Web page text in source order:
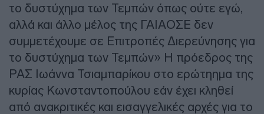
το δυστύχημα των Τεμπών όπως ούτε εγώ,
αλλά και άλλο μέλος της ΓΑΙΑΟΣΕ δεν
συμμετέχουμε σε Επιτροπές Διερεύνησης για
το δυστύχημα των Τεμπών» Η πρόεδρος της
ΡΑΣ Ιωάννα Τσιαμπαρίκου στο ερώτηημα της
κυρίας Κωνσταντοπούλου εάν έχει κληθεί
από ανακριτικές και εισαγγελικές αρχές για το